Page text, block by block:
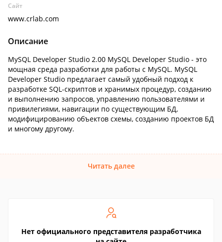
Сайт
www.crlab.com
Описание
MySQL Developer Studio 2.00 MySQL Developer Studio - это
мощная среда разработки для работы с MySQL. MySQL
Developer Studio предлагает самый удобный подход к
разработке SQL-скриптов и хранимых процедур, созданию
и выполнению запросов, управлению пользователями и
привилегиями, навигации по существующим БД,
модифицированию объектов схемы, созданию проектов БД
и многому другому.
Читать далее
Нет официального представителя разработчика